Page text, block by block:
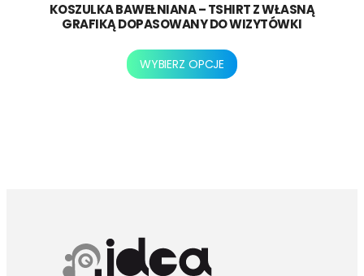
KOSZULKA BAWEŁNIANA – TSHIRT Z WŁASNĄ
GRAFIKĄ DOPASOWANY DO WIZYTÓWKI
WYBIERZ OPCJE
Ten